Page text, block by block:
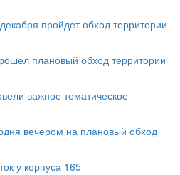
пройдет обход территории
плановый обход территории
важное тематическое
вечером на плановый обход
у корпуса 165